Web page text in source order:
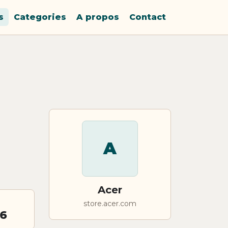
Categories A propos Contact
A
Acer
store.acer.com